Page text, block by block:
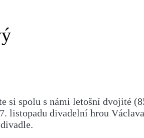
si spolu s námi letošní dvojité
listopadu divadelní hrou